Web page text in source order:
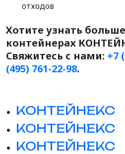
отходов
Хотите узнать
контейнерах
Свяжитесь с нами: +7
(495) 761-22-98.
КОНТЕЙНЕКС
КОНТЕЙНЕКС
КОНТЕЙНЕКС